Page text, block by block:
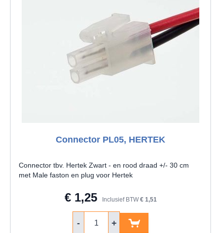
Connector PL05, HERTEK
Connector tbv. Hertek Zwart - en rood draad +/- 30 cm
met Male faston en plug voor Hertek
€ 1,25 Inclusief BTW € 1,51
- +